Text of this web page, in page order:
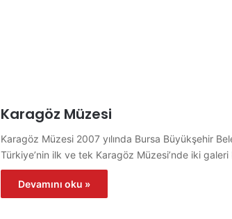
Karagöz Müzesi
Karagöz Müzesi 2007 yılında Bursa Büyükşehir
Türkiye’nin ilk ve tek Karagöz Müzesi’nde iki
Devamını oku »